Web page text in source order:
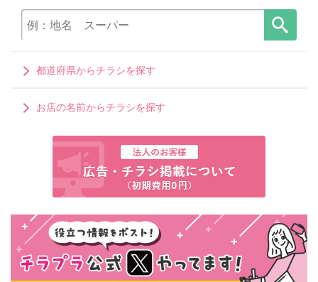
都道府県からチラシを探す
お店の名前からチラシを探す